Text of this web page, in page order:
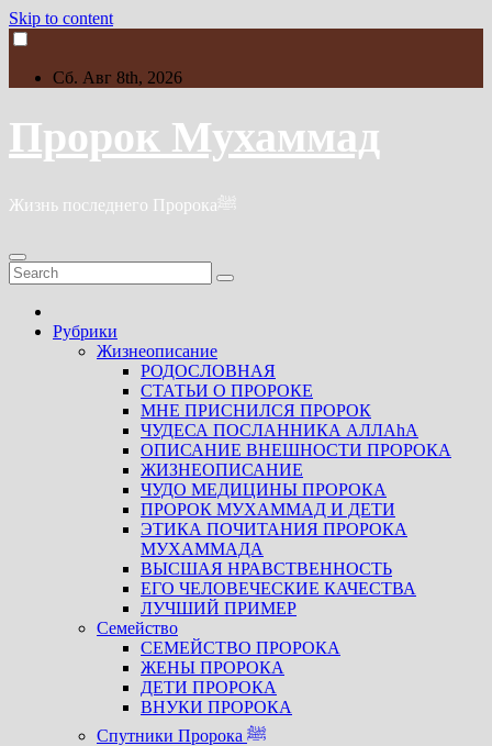
Skip to content
Сб. Авг 8th, 2026
Пророк Мухаммад
Жизнь последнего Пророкаﷺ
Рубрики
Жизнеописание
РОДОСЛОВНАЯ
СТАТЬИ О ПРОРОКЕ
МНЕ ПРИСНИЛСЯ ПРОРОК
ЧУДЕСА ПОСЛАННИКА АЛЛАhА
ОПИСАНИЕ ВНЕШНОСТИ ПРОРОКА
ЖИЗНЕОПИСАНИЕ
ЧУДО МЕДИЦИНЫ ПРОРОКА
ПРОРОК МУХАММАД И ДЕТИ
ЭТИКА ПОЧИТАНИЯ ПРОРОКА
МУХАММАДА
ВЫСШАЯ НРАВСТВЕННОСТЬ
ЕГО ЧЕЛОВЕЧЕСКИЕ КАЧЕСТВА
ЛУЧШИЙ ПРИМЕР
Семейство
СЕМЕЙСТВО ПРОРОКА
ЖЕНЫ ПРОРОКА
ДЕТИ ПРОРОКА
ВНУКИ ПРОРОКА
Спутники Пророка ﷺ